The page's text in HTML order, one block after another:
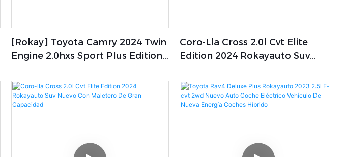
[rokay] Toyota Camry 2024 Twin
Engine 2.0hxs Sport Plus Edition /
Energía De Alta Velocidad
Toyota
Coro-Lla Cross 2.0l Cvt Elite
Edition 2024 Rokayauto Suv
De Combustible